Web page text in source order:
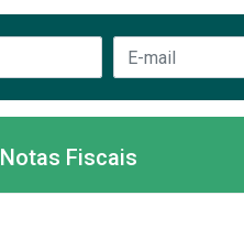
Notas Fiscais